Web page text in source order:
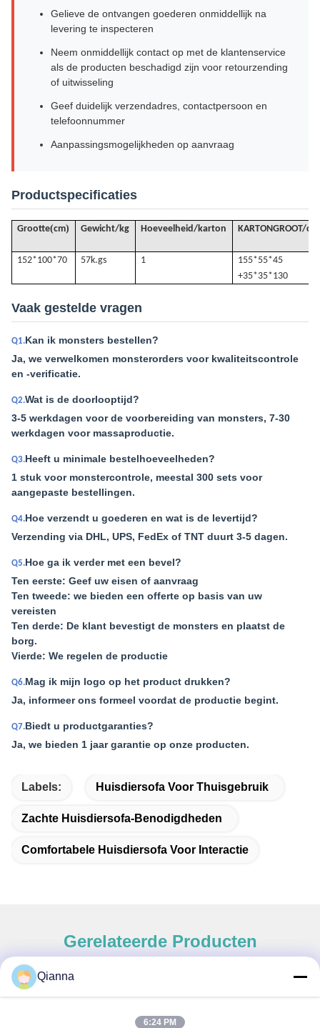
Gelieve de ontvangen goederen onmiddellijk na
levering te inspecteren
Neem onmiddellijk contact op met de klantenservice
als de producten beschadigd zijn voor retourzending
of uitwisseling
Geef duidelijk verzendadres, contactpersoon en
telefoonnummer
Aanpassingsmogelijkheden op aanvraag
Productspecificaties
Grootte(cm) Gewicht/kg Hoeveelheid/karton KARTONGROOT/cm
152*100*70 57k.gs 1
155*55*45
+35*35*130
Vaak gestelde vragen
Q1.Kan ik monsters bestellen?
Ja, we verwelkomen monsterorders voor kwaliteitscontrole
en -verificatie.
Q2.Wat is de doorlooptijd?
3-5 werkdagen voor de voorbereiding van monsters, 7-30
werkdagen voor massaproductie.
Q3.Heeft u minimale bestelhoeveelheden?
1 stuk voor monstercontrole, meestal 300 sets voor
aangepaste bestellingen.
Q4.Hoe verzendt u goederen en wat is de levertijd?
Verzending via DHL, UPS, FedEx of TNT duurt 3-5 dagen.
Q5.Hoe ga ik verder met een bevel?
Ten eerste: Geef uw eisen of aanvraag
Ten tweede: we bieden een offerte op basis van uw
vereisten
Ten derde: De klant bevestigt de monsters en plaatst de
borg.
Vierde: We regelen de productie
Q6.Mag ik mijn logo op het product drukken?
Ja, informeer ons formeel voordat de productie begint.
Q7.Biedt u productgaranties?
Ja, we bieden 1 jaar garantie op onze producten.
Labels: Huisdiersofa Voor Thuisgebruik
Zachte Huisdiersofa-Benodigdheden
Comfortabele Huisdiersofa Voor Interactie
Gerelateerde Producten
Qianna
6:24 PM